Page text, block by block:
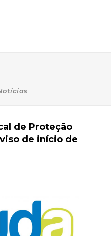
de Proteção
de início de